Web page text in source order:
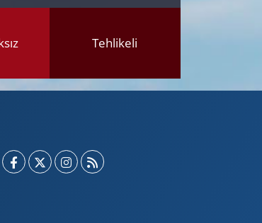
Tehlikeli